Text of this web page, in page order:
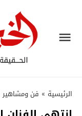
الرئيسية » فن ومشاهير